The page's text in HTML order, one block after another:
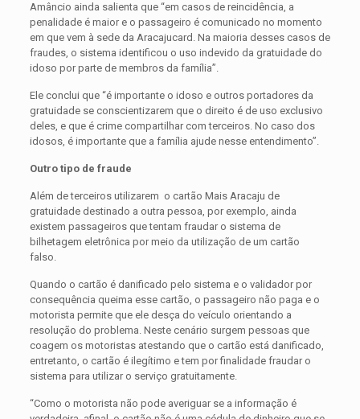
Amâncio ainda salienta que “em casos de reincidência, a
penalidade é maior e o passageiro é comunicado no momento
em que vem à sede da Aracajucard. Na maioria desses casos de
fraudes, o sistema identificou o uso indevido da gratuidade do
idoso por parte de membros da família”.
Ele conclui que “é importante o idoso e outros portadores da
gratuidade se conscientizarem que o direito é de uso exclusivo
deles, e que é crime compartilhar com terceiros. No caso dos
idosos, é importante que a família ajude nesse entendimento”.
Outro tipo de fraude
Além de terceiros utilizarem o cartão Mais Aracaju de
gratuidade destinado a outra pessoa, por exemplo, ainda
existem passageiros que tentam fraudar o sistema de
bilhetagem eletrônica por meio da utilização de um cartão
falso.
Quando o cartão é danificado pelo sistema e o validador por
consequência queima esse cartão, o passageiro não paga e o
motorista permite que ele desça do veículo orientando a
resolução do problema. Neste cenário surgem pessoas que
coagem os motoristas atestando que o cartão está danificado,
entretanto, o cartão é ilegítimo e tem por finalidade fraudar o
sistema para utilizar o serviço gratuitamente.
“Como o motorista não pode averiguar se a informação é